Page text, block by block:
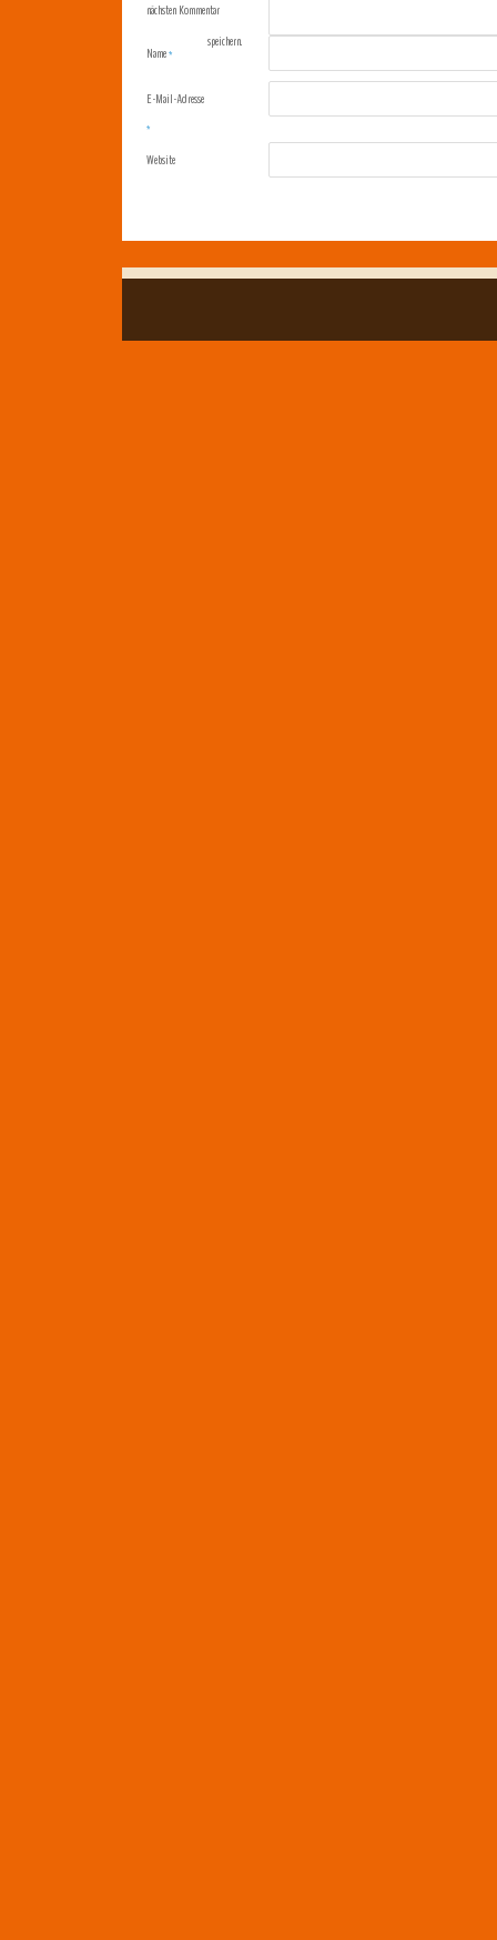
Name*
E-Mail-Adresse
*
Website
nächsten Kommentar
speichern.